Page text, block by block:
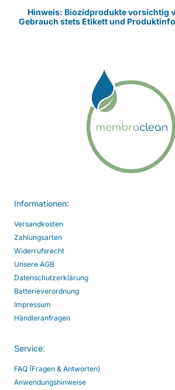
Hinweis: Biozidprodukte vorsichtig
Gebrauch stets Etikett und
Informationen:
Versandkosten
Zahlungsarten
Widerrufsrecht
Unsere AGB
Datenschutzerklärung
Batterieverordnung
Impressum
Händleranfragen
Service:
FAQ (Fragen & Antworten)
Anwendungshinweise